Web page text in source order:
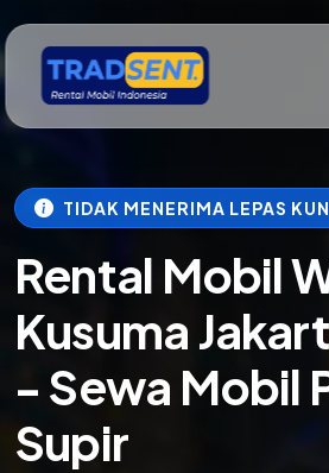
TIDAK MENERIMA LEPAS
Rental Mobil
Kusuma
- Sewa Mobil
Supir